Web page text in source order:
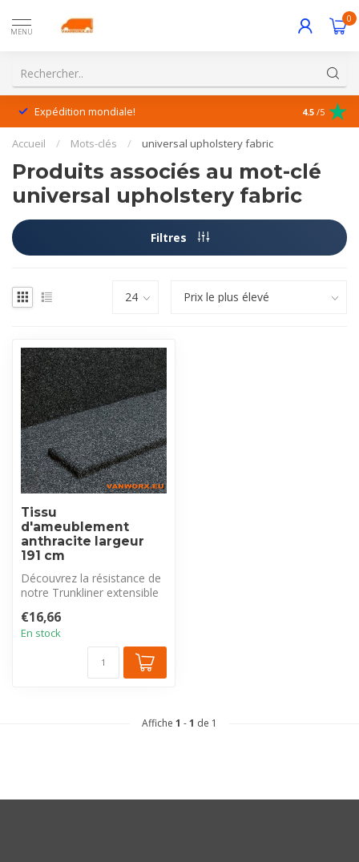
MENU
0
Expédition mondiale! Service
4.5 /5
Accueil / Mots-clés / universal upholstery fabric
Produits associés au mot-clé
universal upholstery fabric
Filtres
Tissu
d'ameublement
anthracite largeur
191 cm
Découvrez la résistance de
notre Trunkliner extensible
€16,66
En stock
Affiche 1 -1 de 1